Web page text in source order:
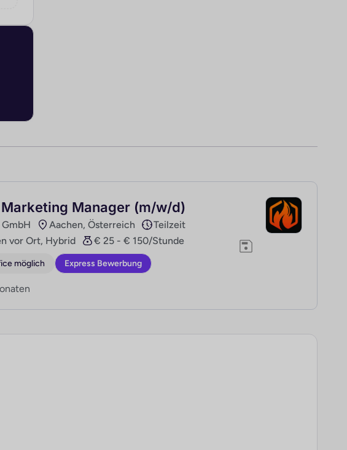
Manager (m/w/d)
Aachen, Österreich
Teilzeit
vor Ort, Hybrid
€ 25 - € 150/Stunde
möglich Express Bewerbung